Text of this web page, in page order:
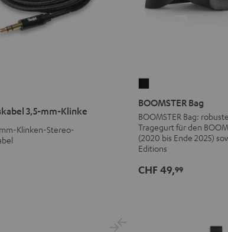
3,5-mm-Klinke
Klinken-Stereo-
Bag
Schwarz
BOOMSTER Bag
BOOMSTER Bag:
Tragegurt für den
(2020 bis Ende 2025)
Editions
CHF 49,99